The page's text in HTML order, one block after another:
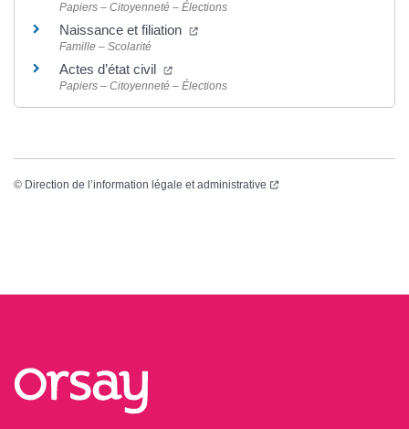
Papiers – Citoyenneté – Élections
Naissance et filiation (ouverture dans un nouvel onglet)
Famille – Scolarité
Actes d’état civil (ouverture dans un nouvel onglet)
Papiers – Citoyenneté – Élections
© Direction de l’information légale et administrative (ouverture dans un